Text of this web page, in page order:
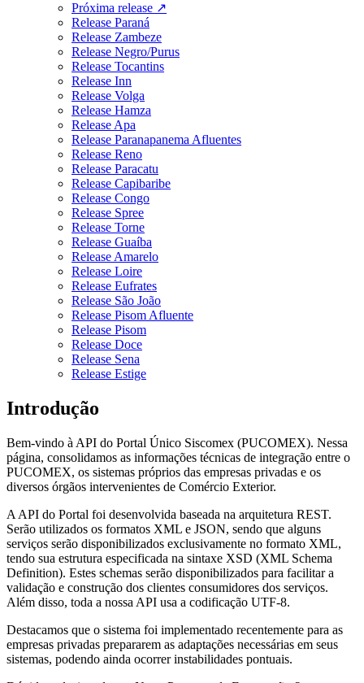
Próxima release ↗
Release Paraná
Release Zambeze
Release Negro/Purus
Release Tocantins
Release Inn
Release Volga
Release Hamza
Release Apa
Release Paranapanema Afluentes
Release Reno
Release Paracatu
Release Capibaribe
Release Congo
Release Spree
Release Torne
Release Guaíba
Release Amarelo
Release Loire
Release Eufrates
Release São João
Release Pisom Afluente
Release Pisom
Release Doce
Release Sena
Release Estige
Introdução
Bem-vindo à API do Portal Único Siscomex (PUCOMEX). Nessa
página, consolidamos as informações técnicas de integração entre o
PUCOMEX, os sistemas próprios das empresas privadas e os
diversos órgãos intervenientes de Comércio Exterior.
A API do Portal foi desenvolvida baseada na arquitetura REST.
Serão utilizados os formatos XML e JSON, sendo que alguns
serviços serão disponibilizados exclusivamente no formato XML,
tendo sua estrutura especificada na sintaxe XSD (XML Schema
Definition). Estes schemas serão disponibilizados para facilitar a
validação e construção dos clientes consumidores dos serviços.
Além disso, toda a nossa API usa a codificação UTF-8.
Destacamos que o sistema foi implementado recentemente para as
empresas privadas prepararem as adaptações necessárias em seus
sistemas, podendo ainda ocorrer instabilidades pontuais.